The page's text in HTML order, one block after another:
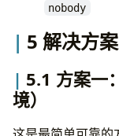
nobody
5 解决方案
5.1 方案一
境）